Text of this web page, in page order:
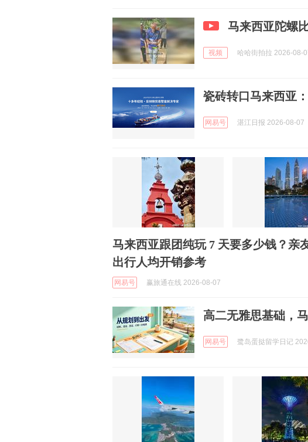
马来西亚陀螺
视频 哈哈街拍拉 2026-08-
瓷砖转口马来西亚
网易号 湛江日报 2026-08-07
马来西亚跟团纯玩 7 天要多少钱？亲
出行人均开销参考
网易号 赢旅通在线 2026-08-07
高二无雅思基础，
网易号 鹭岛蛋挞留学日记